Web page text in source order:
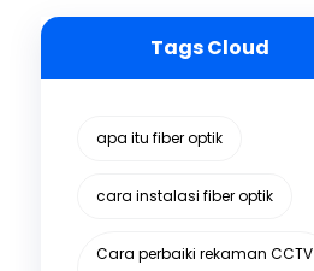
Tags Cloud
apa itu fiber optik
cara instalasi fiber optik
Cara perbaiki rekaman CCTV